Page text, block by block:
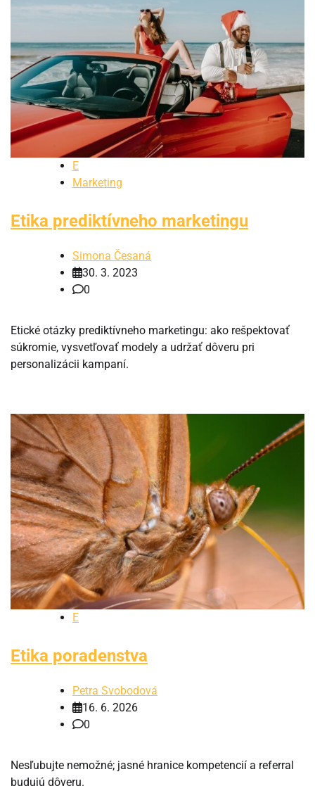
E
Marketing
Etika prediktívneho marketingu
Simona Česaná
30. 3. 2023
0
Etické otázky prediktívneho marketingu: ako rešpektovať
súkromie, vysvetľovať modely a udržať dôveru pri
personalizácii kampaní.
E
Etika poradenstva
Petra Svobodová
16. 6. 2026
0
Nesľubujte nemožné; jasné hranice kompetencií a referral
budujú dôveru.